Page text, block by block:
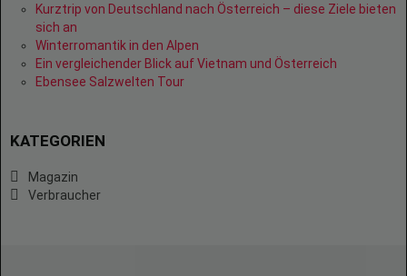
Kurztrip von Deutschland nach Österreich – diese Ziele bieten
sich an
Winterromantik in den Alpen
Ein vergleichender Blick auf Vietnam und Österreich
Ebensee Salzwelten Tour
KATEGORIEN
Magazin
Verbraucher